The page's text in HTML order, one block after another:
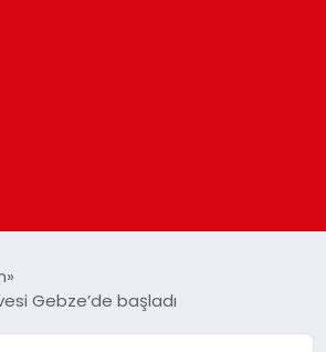
Gebze’de başladı